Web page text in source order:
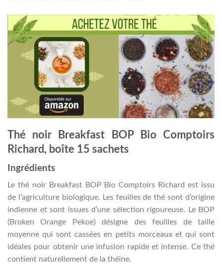
Thé noir Breakfast BOP Bio Comptoirs
Richard, boîte 15 sachets
Ingrédients
Le thé noir Breakfast BOP Bio Comptoirs Richard est issu
de l’agriculture biologique. Les feuilles de thé sont d’origine
indienne et sont issues d’une sélection rigoureuse. Le BOP
(Broken Orange Pekoe) désigne des feuilles de taille
moyenne qui sont cassées en petits morceaux et qui sont
idéales pour obtenir une infusion rapide et intense. Ce thé
contient naturellement de la théine.